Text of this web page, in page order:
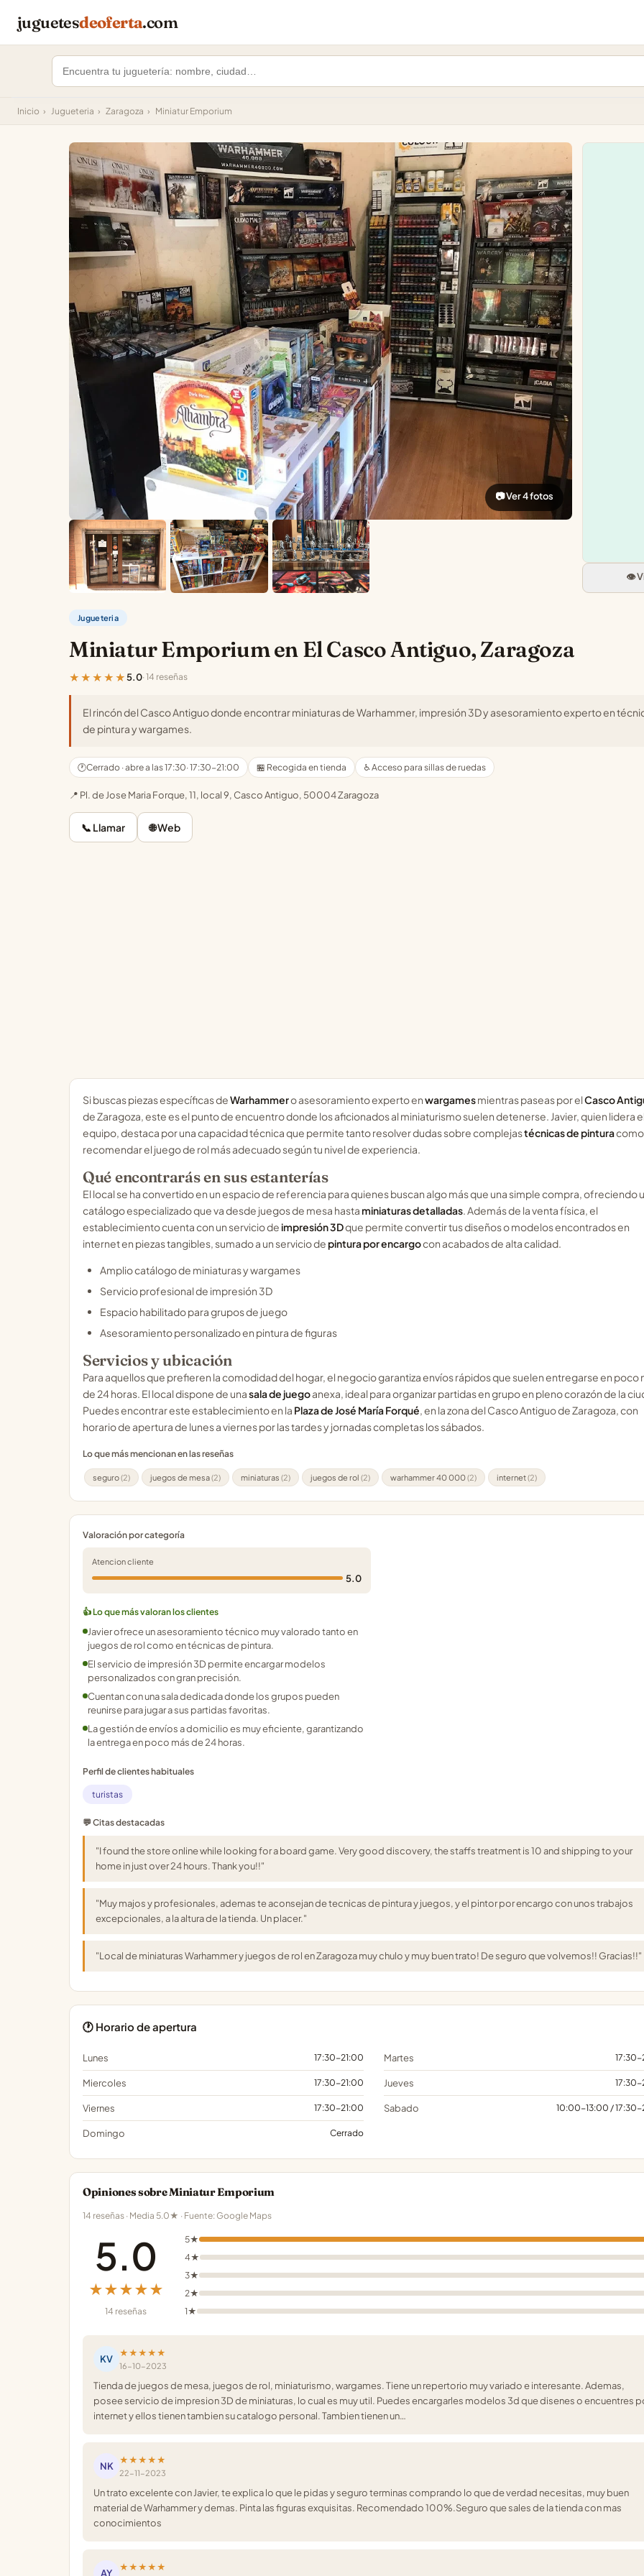
juguetesdeoferta.com
Inicio › Jugueteria › Zaragoza › Miniatur Emporium
📷 Ver 4 fotos
👁️
Jugueteria
Miniatur Emporium en El Casco Antiguo, Zaragoza
★★★★★5.0· 14 reseñas
El rincón del Casco Antiguo donde encontrar miniaturas de Warhammer, impresión 3D y asesoramiento experto en
de pintura y wargames.
🕐Cerrado · abre a las 17:30· 17:30-21:00 🏪 Recogida en tienda ♿ Acceso para sillas de ruedas
📍 Pl. de Jose Maria Forque, 11, local 9, Casco Antiguo, 50004 Zaragoza
📞 Llamar 🌐 Web
Si buscas piezas específicas deWarhammero asesoramiento experto enwargamesmientras paseas por elCasco
de Zaragoza, este es el punto de encuentro donde los aficionados al miniaturismo suelen detenerse. Javier, quien lidera el
equipo, destaca por una capacidad técnica que permite tanto resolver dudas sobre complejastécnicas de pinturacomo
recomendar el juego de rol más adecuado según tu nivel de experiencia.
Qué encontrarás en sus estanterías
El local se ha convertido en un espacio de referencia para quienes buscan algo más que una simple compra, ofreciendo
catálogo especializado que va desde juegos de mesa hasta miniaturas detalladas. Además de la venta física, el
establecimiento cuenta con un servicio de impresión 3Dque permite convertir tus diseños o modelos encontrados en
internet en piezas tangibles, sumado a un servicio de pintura por encargocon acabados de alta calidad.
Amplio catálogo de miniaturas y wargames
Servicio profesional de impresión 3D
Espacio habilitado para grupos de juego
Asesoramiento personalizado en pintura de figuras
Servicios y ubicación
Para aquellos que prefieren la comodidad del hogar, el negocio garantiza envíos rápidos que suelen entregarse en poco
de 24 horas. El local dispone de unasala de juegoanexa, ideal para organizar partidas en grupo en pleno corazón de la
Puedes encontrar este establecimiento en la Plaza de José María Forqué, en la zona del Casco Antiguo de Zaragoza, con
horario de apertura de lunes a viernes por las tardes y jornadas completas los sábados.
Lo que más mencionan en las reseñas
seguro(2) juegos de mesa(2) miniaturas (2) juegos de rol (2) warhammer 40 000(2) internet(2)
Valoración por categoría
Atencion cliente
5.0
👍 Lo que más valoran los clientes
Javier ofrece un asesoramiento técnico muy valorado tanto en
juegos de rol como en técnicas de pintura.
El servicio de impresión 3D permite encargar modelos
personalizados con gran precisión.
Cuentan con una sala dedicada donde los grupos pueden
reunirse para jugar a sus partidas favoritas.
La gestión de envíos a domicilio es muy eficiente, garantizando
la entrega en poco más de 24 horas.
Perfil de clientes habituales
turistas
💬 Citas destacadas
"I found the store online while looking for a board game. Very good discovery, the staffs treatment is 10 and shipping to your
home in just over 24 hours. Thank you!!"
"Muy majos y profesionales, ademas te aconsejan de tecnicas de pintura y juegos, y el pintor por encargo con unos trabajos
excepcionales, a la altura de la tienda. Un placer."
"Local de miniaturas Warhammer y juegos de rol en Zaragoza muy chulo y muy buen trato! De seguro que volvemos!! Gracias!!"
🕐 Horario de apertura
Lunes 17:30-21:00 Martes 17:30-
Miercoles 17:30-21:00 Jueves 17:30-
Viernes 17:30-21:00 Sabado 10:00-13:00 / 17:30-
Domingo Cerrado
Opiniones sobre Miniatur Emporium
14 reseñas · Media 5.0★ · Fuente: Google Maps
5.0
★★★★★
14 reseñas
5★
4★
3★
2★
1★
KV
★★★★★
16-10-2023
Tienda de juegos de mesa, juegos de rol, miniaturismo, wargames. Tiene un repertorio muy variado e interesante. Ademas,
posee servicio de impresion 3D de miniaturas, lo cual es muy util. Puedes encargarles modelos 3d que disenes o encuentres
internet y ellos tienen tambien su catalogo personal. Tambien tienen un…
NK
★★★★★
22-11-2023
Un trato excelente con Javier, te explica lo que le pidas y seguro terminas comprando lo que de verdad necesitas, muy buen
material de Warhammer y demas. Pinta las figuras exquisitas. Recomendado 100%.Seguro que sales de la tienda con mas
conocimientos
AY
★★★★★